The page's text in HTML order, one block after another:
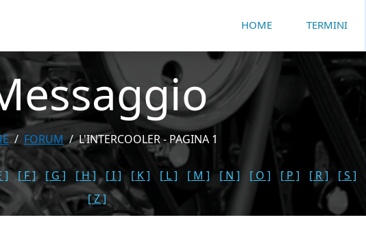
HOME TERMINI
FORUM L'INTERCOOLER - PAGINA 1
] [ F ] [ G ] [ H ] [ I ] [ K ] [ L ] [ M ] [ N ] [ O ] [ P ] [ R ] [ S ]
[ Z ]